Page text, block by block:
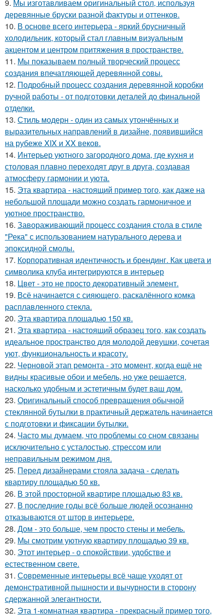
9. Мы изготавливаем оригинальный стол, используя
деревянные бруски разной фактуры и оттенков.
10. В основе всего интерьера - яркий брусничный
холодильник, который стал главным визуальным
акцентом и центром притяжения в пространстве.
11. Мы показываем полный творческий процесс
создания впечатляющей деревянной совы.
12. Подробный процесс создания деревянной коробки
ручной работы - от подготовки деталей до финальной
отделки.
13. Стиль модерн - один из самых утончённых и
выразительных направлений в дизайне, появившийся
на рубеже XIX и XX веков.
14. Интерьер уютного загородного дома, где кухня и
столовая плавно переходят друг в друга, создавая
атмосферу гармонии и уюта.
15. Эта квартира - настоящий пример того, как даже на
небольшой площади можно создать гармоничное и
уютное пространство.
16. Завораживающий процесс создания стола в стиле
"Река" с использованием натурального дерева и
эпоксидной смолы.
17. Корпоративная идентичность и брендинг. Как цвета и
символика клуба интегрируются в интерьер
18. Цвет - это не просто декоративный элемент.
19. Всё начинается с сияющего, раскалённого комка
расплавленного стекла.
20. Эта квартира площадью 150 кв.
21. Эта квартира - настоящий образец того, как создать
идеальное пространство для молодой девушки, сочетая
уют, функциональность и красоту.
22. Черновой этап ремонта - это момент, когда ещё не
видны красивые обои и мебель, но уже решается,
насколько удобным и эстетичным будет ваш дом.
23. Оригинальный способ превращения обычной
стеклянной бутылки в практичный держатель начинается
с подготовки и фиксации бутылки.
24. Часто мы думаем, что проблемы со сном связаны
исключительно с усталостью, стрессом или
неправильным режимом дня.
25. Перед дизайнерами стояла задача - сделать
квартиру площадью 50 кв.
26. В этой просторной квартире площадью 83 кв.
27. В последние годы всё больше людей осознанно
отказываются от штор в интерьере.
28. Дом - это больше, чем просто стены и мебель.
29. Мы смотрим уютную квартиру площадью 39 кв.
30. Этот интерьер - о спокойствии, удобстве и
естественном свете.
31. Современные интерьеры всё чаще уходят от
демонстративной пышности и вычурности в сторону
сдержанной элегантности.
32. Эта 1-комнатная квартира - прекрасный пример того,